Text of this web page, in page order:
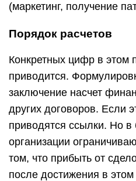
(маркетинг, получение
Порядок расчетов
Конкретных цифр в этом
приводится.
заключение насчет
других договоров. Если
приводятся ссылки. Но в
организации
том, что прибыть от
после достижения в